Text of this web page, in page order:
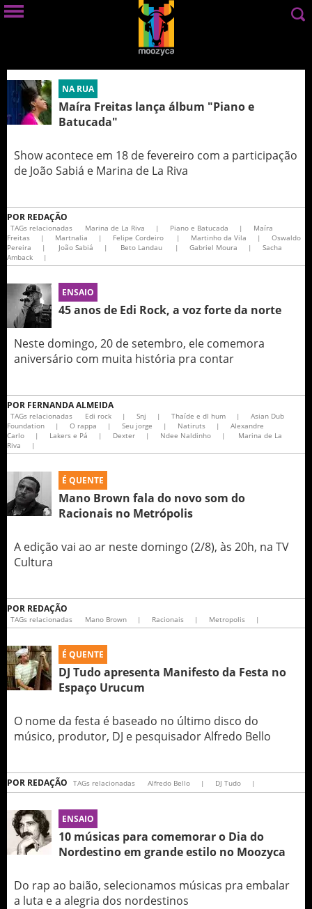
NA RUA
Maíra Freitas lança álbum "Piano e
Batucada"
Show acontece em 18 de fevereiro com a participação
de João Sabiá e Marina de La Riva
POR REDAÇÃO
TAGs relacionadas Marina de La Riva | Piano e Batucada |
Maíra
Freitas
| Martnalia | Felipe Cordeiro | Martinho da Vila |
Oswaldo
Pereira
| João Sabiá | Beto Landau | Gabriel Moura |
Sacha
Amback
|
ENSAIO
45 anos de Edi Rock, a voz forte da norte
Neste domingo, 20 de setembro, ele comemora
aniversário com muita história pra contar
POR FERNANDA ALMEIDA
TAGs relacionadas Edi rock | Snj | Thaíde e dl hum |
Asian Dub
Foundation
| O rappa | Seu jorge | Natiruts |
Alexandre
Carlo
| Lakers e Pá | Dexter | Ndee Naldinho |
Marina de La
Riva
|
É QUENTE
Mano Brown fala do novo som do
Racionais no Metrópolis
A edição vai ao ar neste domingo (2/8), às 20h, na TV
Cultura
POR REDAÇÃO
TAGs relacionadas Mano Brown | Racionais | Metropolis |
É QUENTE
DJ Tudo apresenta Manifesto da Festa no
Espaço Urucum
O nome da festa é baseado no último disco do
músico, produtor, DJ e pesquisador Alfredo Bello
POR REDAÇÃO TAGs relacionadas Alfredo Bello | DJ Tudo |
ENSAIO
10 músicas para comemorar o Dia do
Nordestino em grande estilo no Moozyca
Do rap ao baião, selecionamos músicas pra embalar
a luta e a alegria dos nordestinos